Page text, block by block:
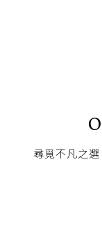
尋覓不凡之